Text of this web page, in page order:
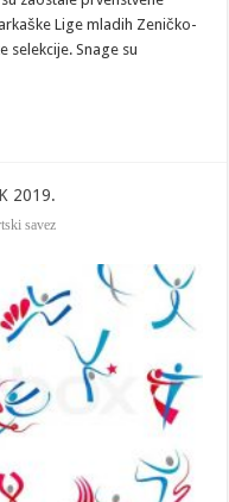
Lige mladih Zeničko-
selekcije. Snage su
2019.
savez